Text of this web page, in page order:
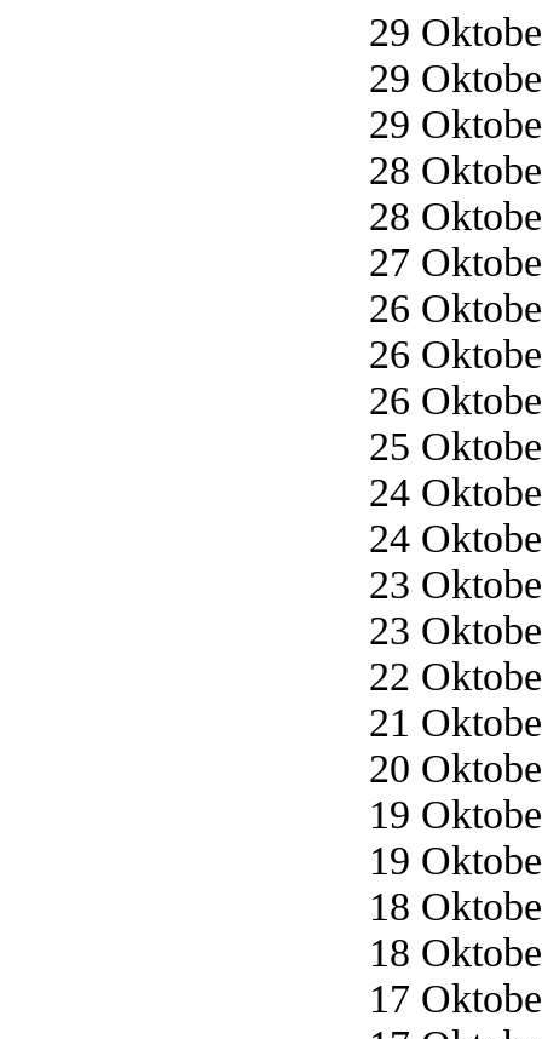
29
29
29
28
28
27
26
26
26
25
24
24
23
23
22
21
20
19
19
18
18
17